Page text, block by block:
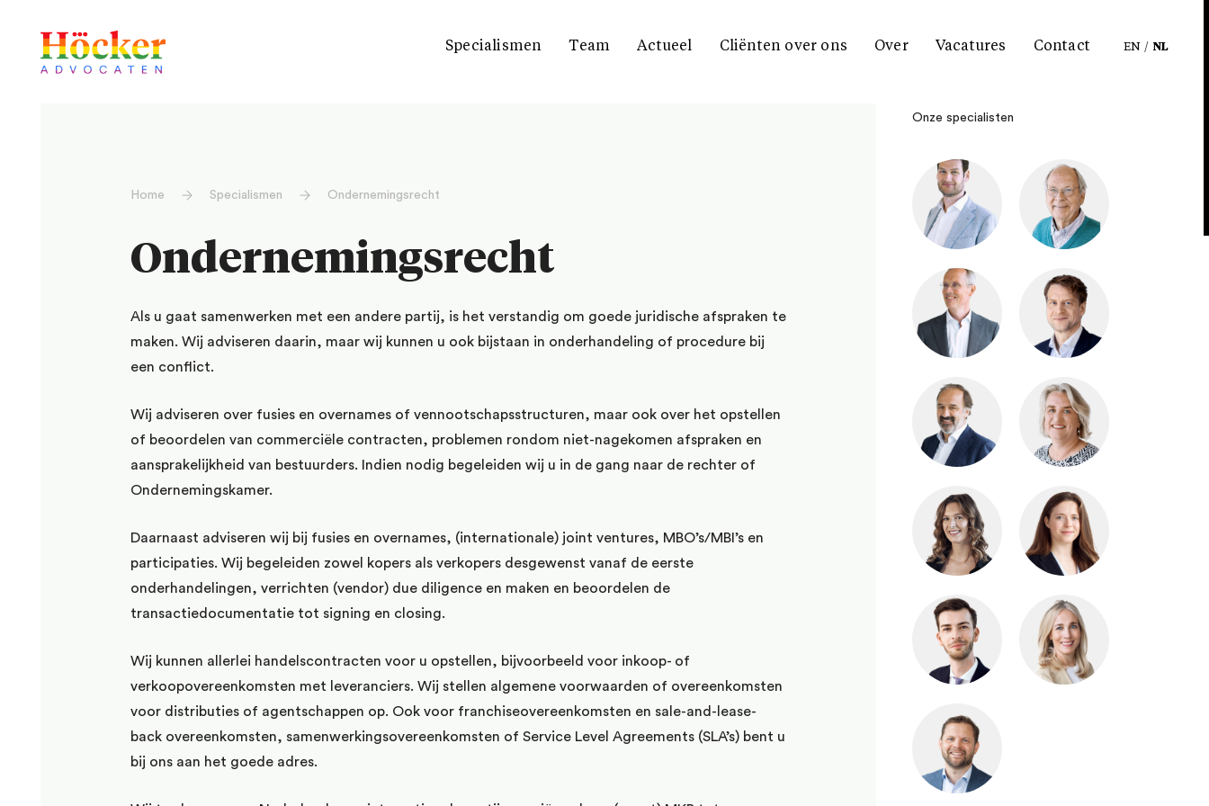
Specialismen Team Actueel Cliënten over ons Over Vacatures Contact EN / NL
Home Specialismen Ondernemingsrecht
Ondernemingsrecht
Als u gaat samenwerken met een andere partij, is het verstandig om goede juridische afspraken te
maken. Wij adviseren daarin, maar wij kunnen u ook bijstaan in onderhandeling of procedure bij
een conflict.
Wij adviseren over fusies en overnames of vennootschapsstructuren, maar ook over het opstellen
of beoordelen van commerciële contracten, problemen rondom niet-nagekomen afspraken en
aansprakelijkheid van bestuurders. Indien nodig begeleiden wij u in de gang naar de rechter of
Ondernemingskamer.
Daarnaast adviseren wij bij fusies en overnames, (internationale) joint ventures, MBO’s/MBI’s en
participaties. Wij begeleiden zowel kopers als verkopers desgewenst vanaf de eerste
onderhandelingen, verrichten (vendor) due diligence en maken en beoordelen de
transactiedocumentatie tot signing en closing.
Wij kunnen allerlei handelscontracten voor u opstellen, bijvoorbeeld voor inkoop- of
verkoopovereenkomsten met leveranciers. Wij stellen algemene voorwaarden of overeenkomsten
voor distributies of agentschappen op. Ook voor franchiseovereenkomsten en sale-and-lease-
back overeenkomsten, samenwerkingsovereenkomsten of Service Level Agreements (SLA’s) bent u
bij ons aan het goede adres.
Onze specialisten